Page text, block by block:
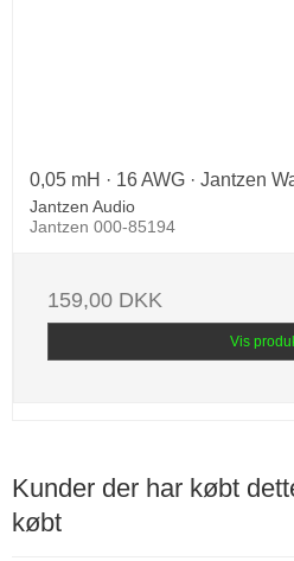
0,05 mH · 16 AWG · Jantzen
Jantzen Audio
Jantzen 000-85194
159,00 DKK
Vis
Kunder der har købt
købt